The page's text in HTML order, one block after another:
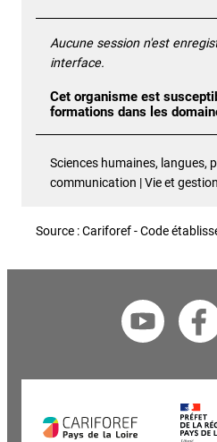
Aucune session n'est
interface.
Cet organisme est
formations dans les
Sciences humaines, langues,
communication | Vie et
Source : Cariforef - Code